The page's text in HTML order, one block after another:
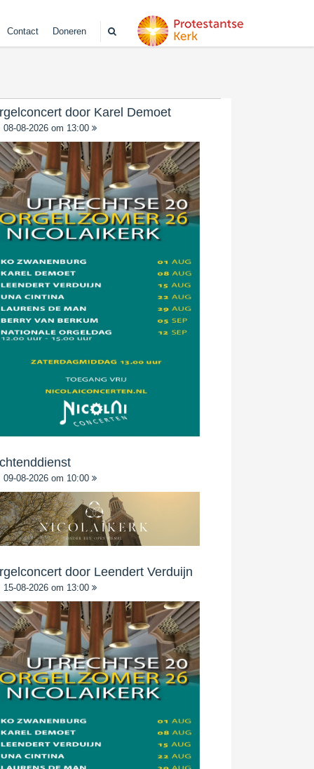
Contact Doneren
door Karel Demoet
08-08-2026 om 13:00
09-08-2026 om 10:00
door Leendert Verduijn
15-08-2026 om 13:00